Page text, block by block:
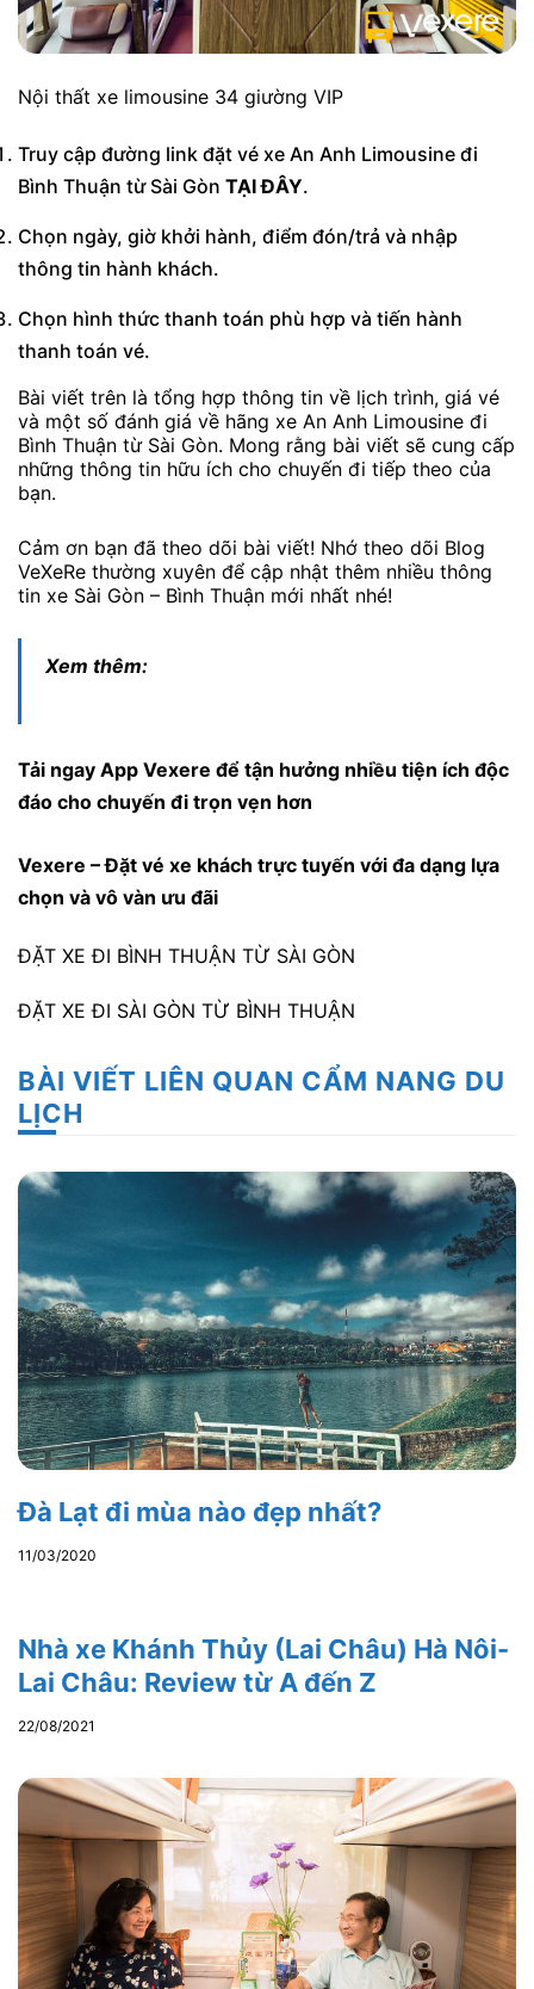
Nội thất xe limousine 34 giường VIP
Truy cập đường link đặt vé xe An Anh Limousine đi
Bình Thuận từ Sài Gòn TẠI ĐÂY.
Chọn ngày, giờ khởi hành, điểm đón/trả và nhập
thông tin hành khách.
Chọn hình thức thanh toán phù hợp và tiến hành
thanh toán vé.
Bài viết trên là tổng hợp thông tin về lịch trình, giá vé
và một số đánh giá về hãng xe An Anh Limousine đi
Bình Thuận từ Sài Gòn. Mong rằng bài viết sẽ cung cấp
những thông tin hữu ích cho chuyến đi tiếp theo của
bạn.
Cảm ơn bạn đã theo dõi bài viết! Nhớ theo dõi Blog
VeXeRe thường xuyên để cập nhật thêm nhiều thông
tin xe Sài Gòn – Bình Thuận mới nhất nhé!
Xem thêm:
Tải ngay App Vexere để tận hưởng nhiều tiện ích độc
đáo cho chuyến đi trọn vẹn hơn
Vexere – Đặt vé xe khách trực tuyến với đa dạng lựa
chọn và vô vàn ưu đãi
ĐẶT XE ĐI BÌNH THUẬN TỪ SÀI GÒN
ĐẶT XE ĐI SÀI GÒN TỪ BÌNH THUẬN
BÀI VIẾT LIÊN QUAN CẨM NANG DU
LỊCH
Đà Lạt đi mùa nào đẹp nhất?
11/03/2020
Nhà xe Khánh Thủy (Lai Châu) Hà Nôi-
Lai Châu: Review từ A đến Z
22/08/2021